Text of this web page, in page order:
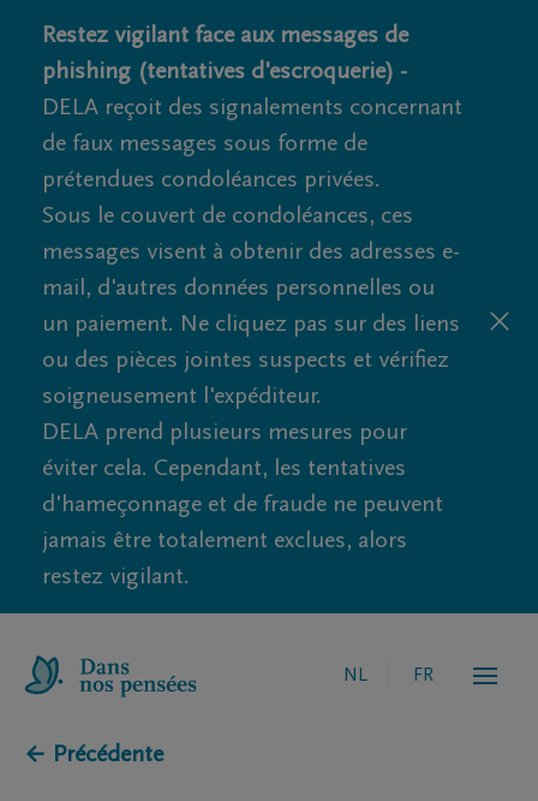
Restez vigilant face aux messages de
phishing (tentatives d'escroquerie) -
DELA reçoit des signalements concernant
de faux messages sous forme de
prétendues condoléances privées.
Sous le couvert de condoléances, ces
messages visent à obtenir des adresses e-
mail, d'autres données personnelles ou
un paiement. Ne cliquez pas sur des liens
ou des pièces jointes suspects et vérifiez
soigneusement l'expéditeur.
DELA prend plusieurs mesures pour
éviter cela. Cependant, les tentatives
d'hameçonnage et de fraude ne peuvent
jamais être totalement exclues, alors
restez vigilant.
NL FR
← Précédente